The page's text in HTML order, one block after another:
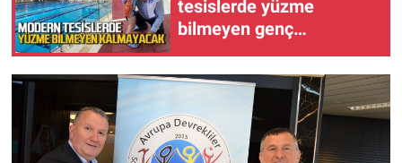
tesislerde yüzme
bilmeyen genç